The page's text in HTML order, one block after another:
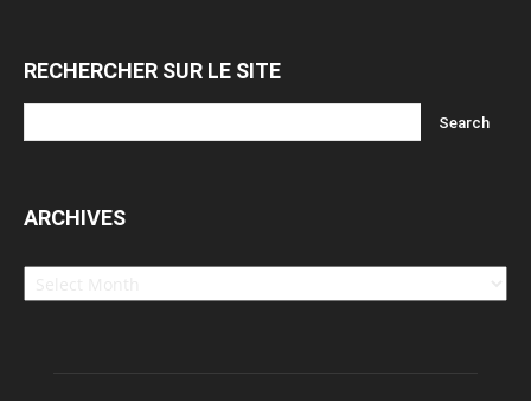
RECHERCHER SUR LE SITE
ARCHIVES
Archives